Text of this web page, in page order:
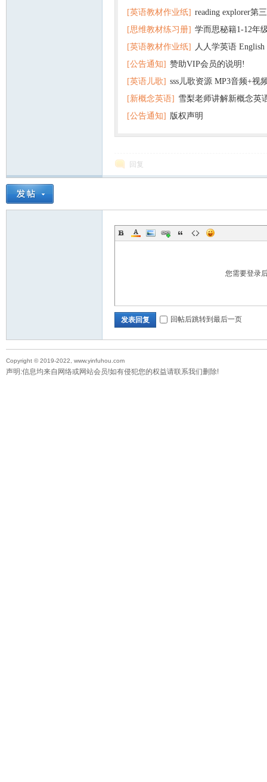
+英语
[英语教材作业纸] reading explorer第
+音频 百度云网盘下载
[思维教材练习册] 学而思秘籍1-12年
子版PDF全册 百度网盘
[英语教材作业纸] 人人学英语
版pdf 百度网盘下载
[公告通知] 赞助VIP会员的说明!
[英语儿歌] sss儿歌资源 MP3音频+视
百度云网盘下载
[新概念英语] 雪梨老师讲解新概念英
[公告通知] 版权声明
回复
您需要登录
发表回复 回帖后跳转到最后一页
Copyright © 2019-2022, www.yinfuhou.com
声明:信息均来自网络或网站会员!如有侵犯您的权益请联系我们删除!